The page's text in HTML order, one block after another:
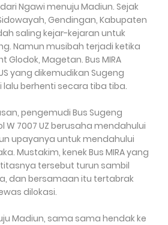
Ngawi menuju Madiun. Sejak
Gendingan, Kabupaten
saling kejar-kejaran untuk
Namun musibah terjadi ketika
Glodok, Magetan. Bus MIRA
yang dikemudikan Sugeng
berhenti secara tiba tiba.
pengemudi Bus Sugeng
W 7007 UZ berusaha mendahului
upayanya untuk mendahului
Mustakim, kenek Bus MIRA yang
tersebut turun sambil
dan bersamaan itu tertabrak
dilokasi.
Madiun, sama sama hendak ke